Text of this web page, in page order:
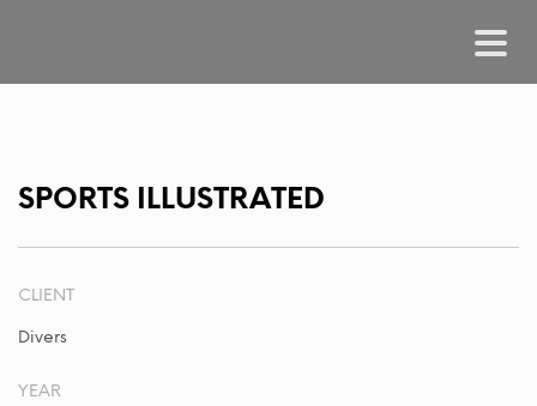
SPORTS ILLUSTRATED
CLIENT
Divers
YEAR